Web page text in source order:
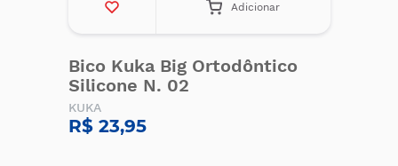
Adicionar
Bico Kuka Big Ortodôntico
Silicone N. 02
KUKA
R$ 23,95